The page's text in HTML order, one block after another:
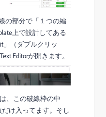
の部分で「１つの編
上で設計してある
」（ダブルクリッ
Editorが開きます。
、この破線枠の中
だけ入ってます。そし